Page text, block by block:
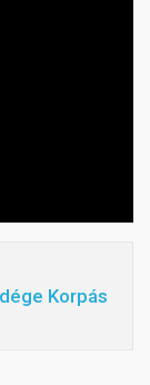
Korpás